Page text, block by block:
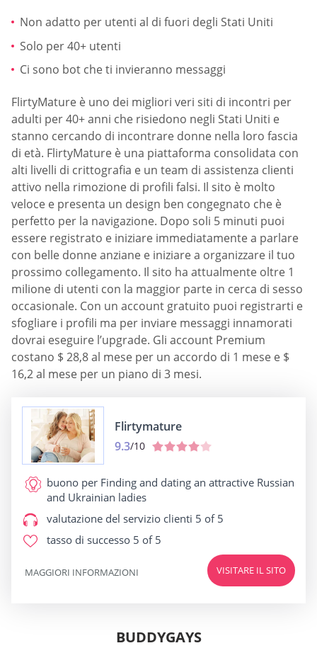
Non adatto per utenti al di fuori degli Stati Uniti
Solo per 40+ utenti
Ci sono bot che ti invieranno messaggi
FlirtyMature è uno dei migliori veri siti di incontri per
adulti per 40+ anni che risiedono negli Stati Uniti e
stanno cercando di incontrare donne nella loro fascia
di età. FlirtyMature è una piattaforma consolidata con
alti livelli di crittografia e un team di assistenza clienti
attivo nella rimozione di profili falsi. Il sito è molto
veloce e presenta un design ben congegnato che è
perfetto per la navigazione. Dopo soli 5 minuti puoi
essere registrato e iniziare immediatamente a parlare
con belle donne anziane e iniziare a organizzare il tuo
prossimo collegamento. Il sito ha attualmente oltre 1
milione di utenti con la maggior parte in cerca di sesso
occasionale. Con un account gratuito puoi registrarti e
sfogliare i profili ma per inviare messaggi innamorati
dovrai eseguire l’upgrade. Gli account Premium
costano $ 28,8 al mese per un accordo di 1 mese e $
16,2 al mese per un piano di 3 mesi.
Flirtymature
9.3/10
buono per Finding and dating an attractive Russian
and Ukrainian ladies
valutazione del servizio clienti 5 of 5
tasso di successo 5 of 5
VISITARE IL SITO
MAGGIORI INFORMAZIONI
BUDDYGAYS